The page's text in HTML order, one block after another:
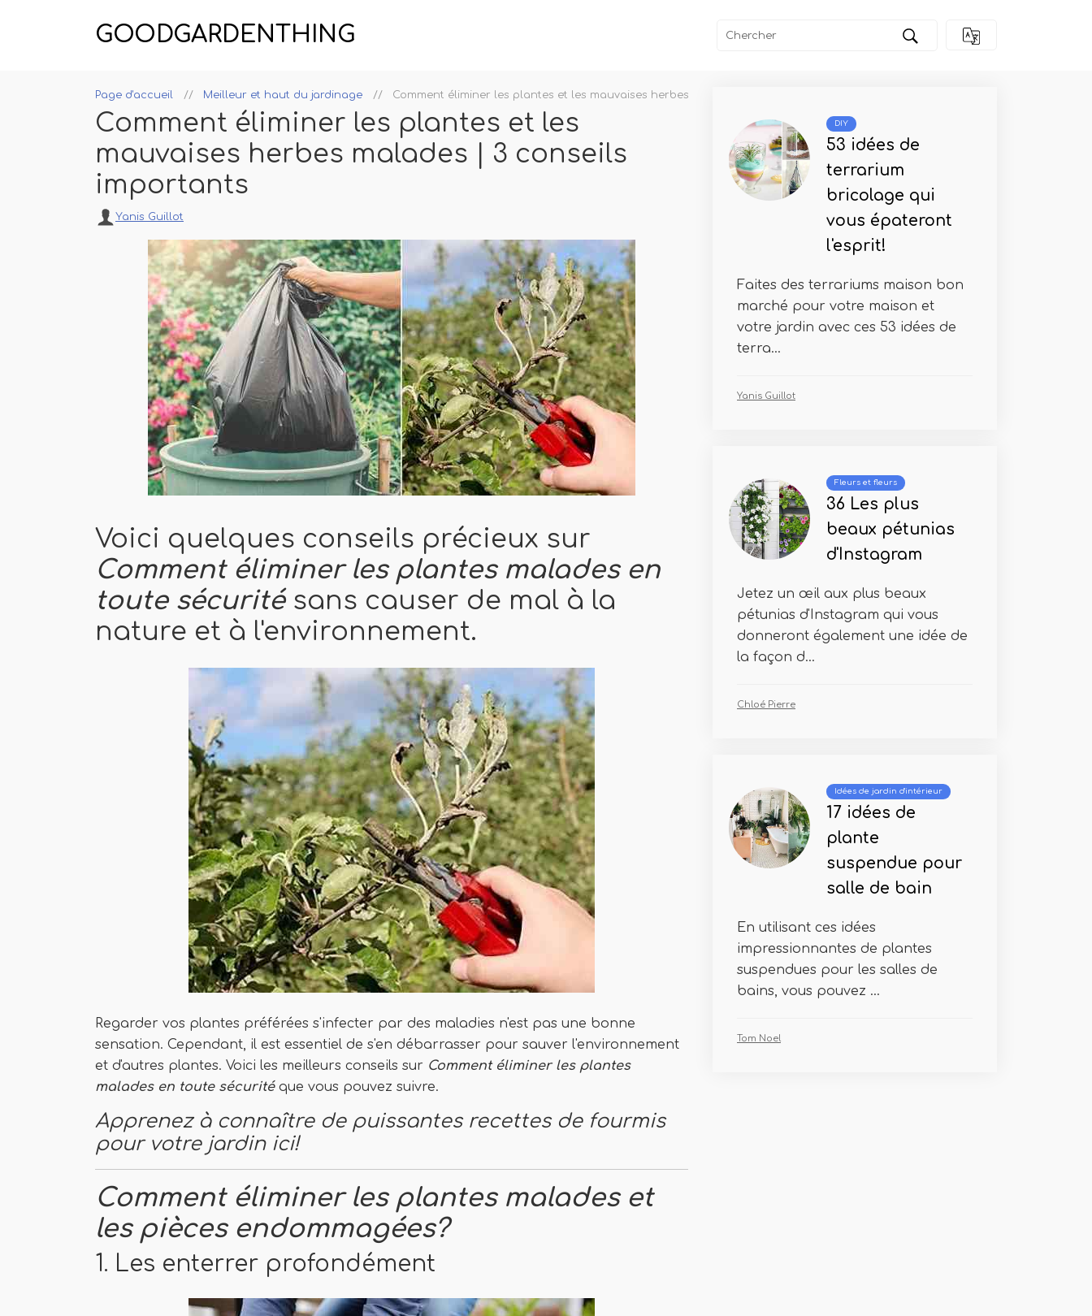
GOODGARDENTHING
Page d'accueil Meilleur et haut du jardinage Comment éliminer les plantes et les mauvaises herbes malades | 3 conseils importants
Comment éliminer les plantes et les
mauvaises herbes malades | 3 conseils
importants
Yanis Guillot
Voici quelques conseils précieux sur
Comment éliminer les plantes malades en
toute sécurité sans causer de mal à la
nature et à l'environnement.
Regarder vos plantes préférées s'infecter par des maladies n'est pas une bonne
sensation. Cependant, il est essentiel de s'en débarrasser pour sauver l'environnement
et d'autres plantes. Voici les meilleurs conseils sur Comment éliminer les plantes
malades en toute sécurité que vous pouvez suivre.
Apprenez à connaître de puissantes recettes de fourmis
pour votre jardin ici!
Comment éliminer les plantes malades et
les pièces endommagées?
1. Les enterrer profondément
DIY
53 idées de
terrarium
bricolage qui
vous épateront
l'esprit!
Faites des terrariums maison bon
marché pour votre maison et
votre jardin avec ces 53 idées de
terra...
Yanis Guillot
Fleurs et fleurs
36 Les plus
beaux pétunias
d'Instagram
Jetez un œil aux plus beaux
pétunias d'Instagram qui vous
donneront également une idée de
la façon d...
Chloé Pierre
Idées de jardin d'intérieur
17 idées de
plante
suspendue pour
salle de bain
En utilisant ces idées
impressionnantes de plantes
suspendues pour les salles de
bains, vous pouvez ...
Tom Noel